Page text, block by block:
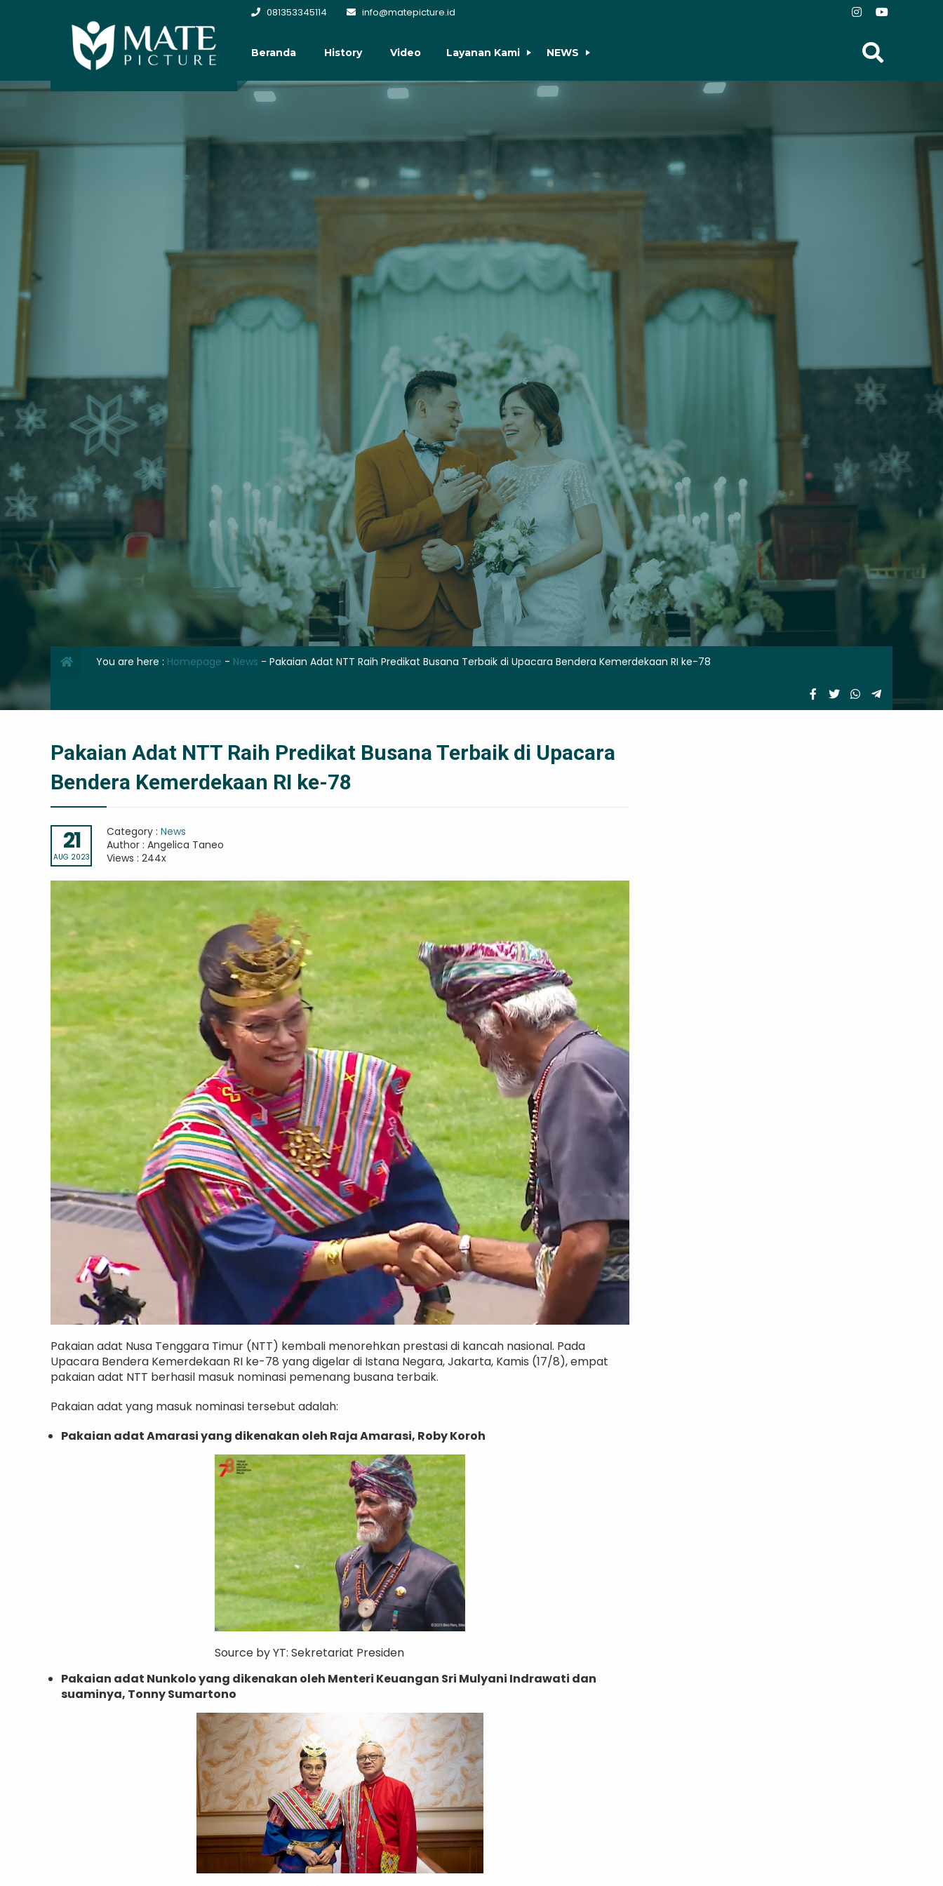
081353345114 info@matepicture.id
Beranda History Video Layanan Kami NEWS
You are here : Homepage - News - Pakaian Adat NTT Raih Predikat Busana Terbaik di Upacara Bendera Kemerdekaan RI ke-78
Pakaian Adat NTT Raih Predikat Busana Terbaik di Upacara
Bendera Kemerdekaan RI ke-78
21
AUG 2023
Category : News
Author : Angelica Taneo
Views : 244x
Pakaian adat Nusa Tenggara Timur (NTT) kembali menorehkan prestasi di kancah nasional. Pada
Upacara Bendera Kemerdekaan RI ke-78 yang digelar di Istana Negara, Jakarta, Kamis (17/8), empat
pakaian adat NTT berhasil masuk nominasi pemenang busana terbaik.
Pakaian adat yang masuk nominasi tersebut adalah:
Pakaian adat Amarasi yang dikenakan oleh Raja Amarasi, Roby Koroh
Source by YT: Sekretariat Presiden
Pakaian adat Nunkolo yang dikenakan oleh Menteri Keuangan Sri Mulyani Indrawati dan
suaminya, Tonny Sumartono